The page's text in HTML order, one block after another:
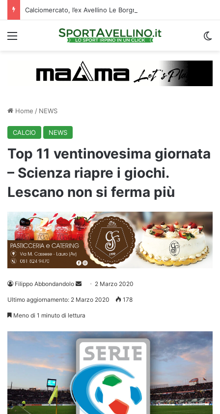
Menu
Home / NEWS
CALCIO NEWS
Top 11 ventinovesima giornata
– Scienza riapre i giochi.
Lescano non si ferma più
Filippo Abbondandolo
Invia 2 Marzo 2020
Ultimo aggiornamento: 2 Marzo 2020 178
Meno di 1 minuto di lettura